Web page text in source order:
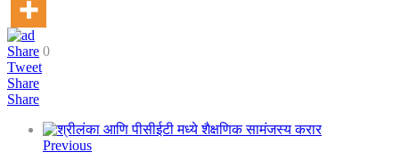
Share 0
Tweet
Share
Share
Previous